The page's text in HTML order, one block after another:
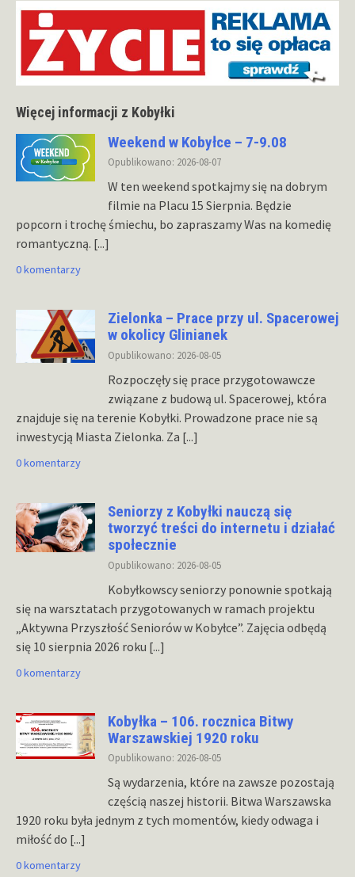
Więcej informacji z Kobyłki
Weekend w Kobyłce – 7-9.08
Opublikowano: 2026-08-07
W ten weekend spotkajmy się na dobrym
filmie na Placu 15 Sierpnia. Będzie
popcorn i trochę śmiechu, bo zapraszamy Was na komedię
romantyczną. [...]
0 komentarzy
Zielonka – Prace przy ul. Spacerowej
w okolicy Glinianek
Opublikowano: 2026-08-05
Rozpoczęły się prace przygotowawcze
związane z budową ul. Spacerowej, która
znajduje się na terenie Kobyłki. Prowadzone prace nie są
inwestycją Miasta Zielonka. Za [...]
0 komentarzy
Seniorzy z Kobyłki nauczą się
tworzyć treści do internetu i działać
społecznie
Opublikowano: 2026-08-05
Kobyłkowscy seniorzy ponownie spotkają
się na warsztatach przygotowanych w ramach projektu
„Aktywna Przyszłość Seniorów w Kobyłce”. Zajęcia odbędą
się 10 sierpnia 2026 roku [...]
0 komentarzy
Kobyłka – 106. rocznica Bitwy
Warszawskiej 1920 roku
Opublikowano: 2026-08-05
Są wydarzenia, które na zawsze pozostają
częścią naszej historii. Bitwa Warszawska
1920 roku była jednym z tych momentów, kiedy odwaga i
miłość do [...]
0 komentarzy